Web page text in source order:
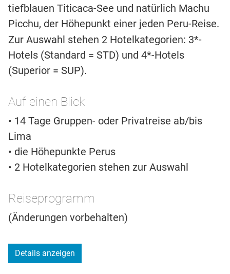
tiefblauen Titicaca-See und natürlich Machu
Picchu, der Höhepunkt einer jeden Peru-Reise.
Zur Auswahl stehen 2 Hotelkategorien: 3*-
Hotels (Standard = STD) und 4*-Hotels
(Superior = SUP).
Auf einen Blick
• 14 Tage Gruppen- oder Privatreise ab/bis
Lima
• die Höhepunkte Perus
• 2 Hotelkategorien stehen zur Auswahl
Reiseprogramm
(Änderungen vorbehalten)
Details anzeigen